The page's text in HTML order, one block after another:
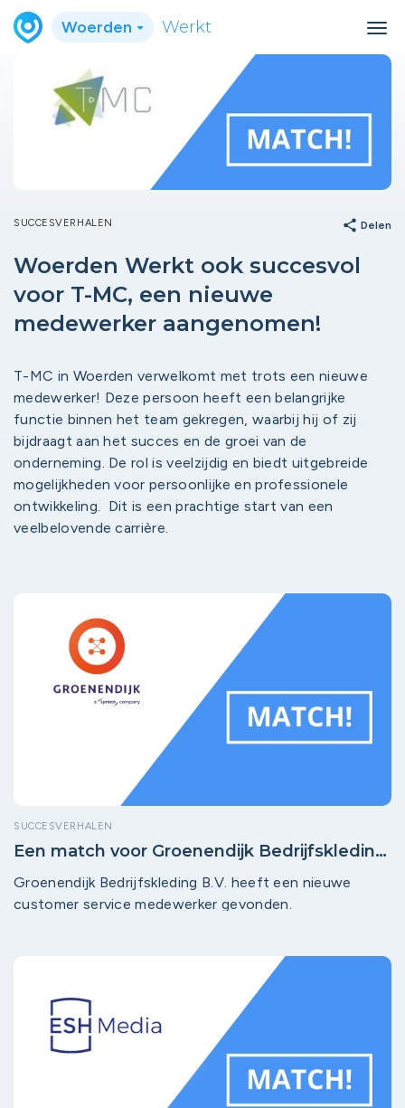
Woerden Werkt
SUCCESVERHALEN share Delen
Woerden Werkt ook succesvol
voor T-MC, een nieuwe
medewerker aangenomen!
T-MC in Woerden verwelkomt met trots een nieuwe
medewerker! Deze persoon heeft een belangrijke
functie binnen het team gekregen, waarbij hij of zij
bijdraagt aan het succes en de groei van de
onderneming. De rol is veelzijdig en biedt uitgebreide
mogelijkheden voor persoonlijke en professionele
ontwikkeling. Dit is een prachtige start van een
veelbelovende carrière.
SUCCESVERHALEN
Een match voor Groenendijk Bedrijfskleding
Groenendijk Bedrijfskleding B.V. heeft een nieuwe
customer service medewerker gevonden.